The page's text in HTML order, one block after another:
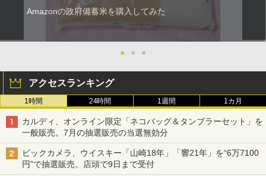
Amazonの政府備蓄米を購入してみた
● ● ●
アクセスランキング
1時間 24時間 1週間 1カ月
カルディ、オンライン限定「ネコバッグ＆タンブラーセット」を
一般販売。7月の抽選販売の当選無効分
ビックカメラ、ウイスキー「山崎18年」「響21年」を“6万7100
円”で抽選販売。店頭で9日まで受付